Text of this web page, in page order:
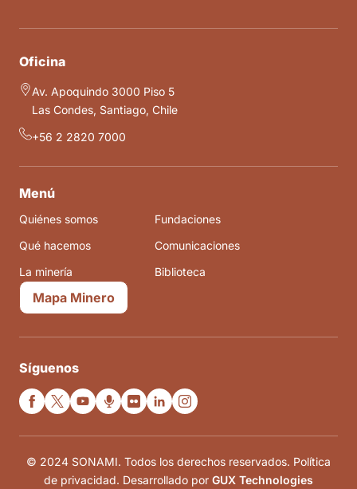
Oficina
Av. Apoquindo 3000 Piso 5
Las Condes, Santiago, Chile
+56 2 2820 7000
Menú
Quiénes somos
Qué hacemos
La minería
Fundaciones
Comunicaciones
Biblioteca
Mapa Minero
Síguenos
© 2024 SONAMI. Todos los derechos reservados. Política
de privacidad. Desarrollado por GUX Technologies